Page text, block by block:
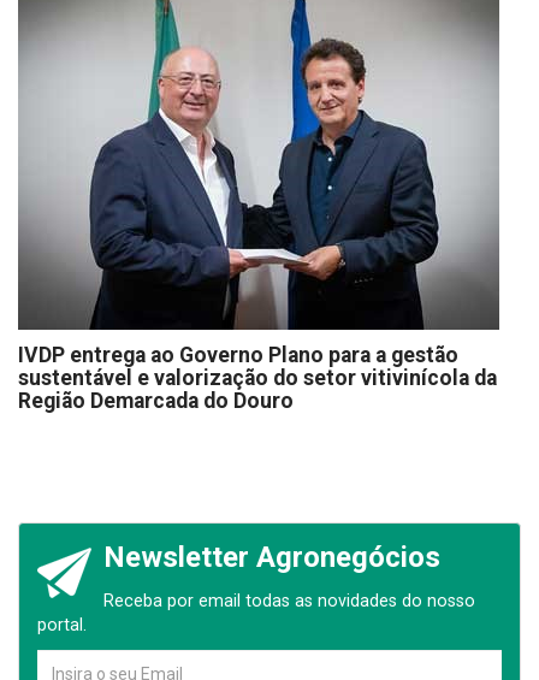
IVDP entrega ao Governo Plano para a gestão
sustentável e valorização do setor vitivinícola da
Região Demarcada do Douro
Newsletter Agronegócios
Receba por email todas as novidades do nosso
portal.